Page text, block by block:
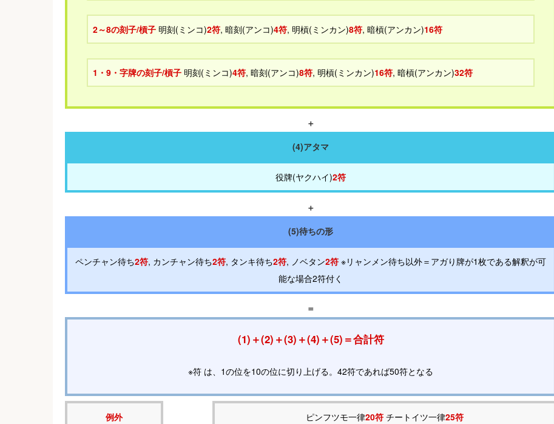
2～8の刻子/槓子明刻(ミンコ)2符, 暗刻(アンコ)4符, 明槓(ミンカン)8符, 暗槓(アンカン)16符
1・9・字牌の刻子/槓子明刻(ミンコ)4符, 暗刻(アンコ)8符, 明槓(ミンカン)16符, 暗槓(アンカン)32符
＋
(4)アタマ
役牌(ヤクハイ)2符
＋
(5)待ちの形
ペンチャン待ち2符, カンチャン待ち2符, タンキ待ち2符, ノベタン2符 ※リャンメン待ち以外＝アガり牌が1枚である解釈が可
能な場合2符付く
＝
(1)＋(2)＋(3)＋(4)＋(5)＝合計符
※符 は、1の位を10の位に切り上げる。42符であれば50符となる
例外 ピンフツモ一律20符チートイツ一律25符